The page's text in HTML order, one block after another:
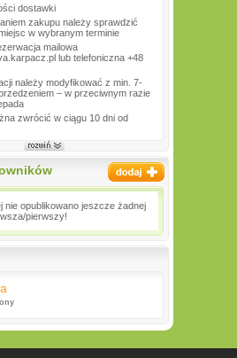
dostawki
zakupu należy sprawdzić
w wybranym terminie
mailowa
lub telefoniczna +48
należy modyfikować z min. 7-
– w przeciwnym razie
zwrócić w ciągu 10 dni od
nie opublikowano jeszcze żadnej
pierwszy!